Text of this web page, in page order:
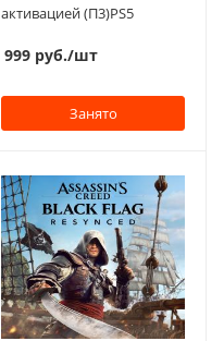
активацией (П3)PS5
999 руб./шт
Занято